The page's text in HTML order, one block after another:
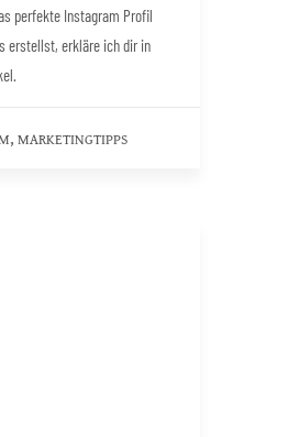
perfekte Instagram Profil
erstellst, erkläre ich dir in
, MARKETINGTIPPS